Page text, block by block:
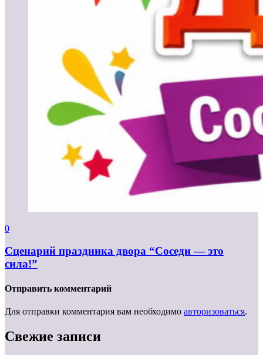
0
Сценарий праздника двора “Соседи — это
сила!”
Отправить комментарий
Для отправки комментария вам необходимо авторизоваться.
Свежие записи